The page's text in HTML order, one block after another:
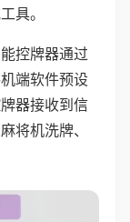
具。
控牌器通过
端软件预设
器接收到信
将机洗牌、